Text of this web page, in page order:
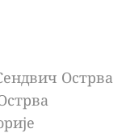
Острва